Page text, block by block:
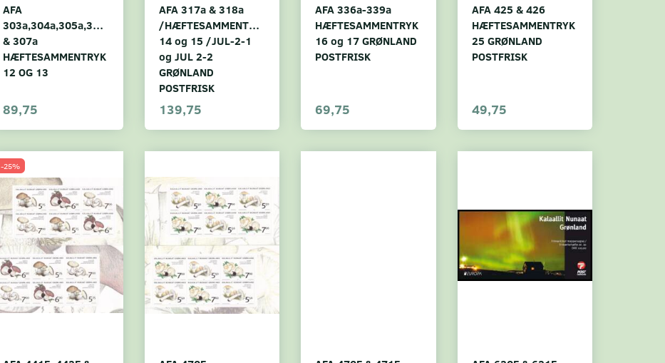
AFA
303a,304a,305a,306a
& 307a
HÆFTESAMMENTRYK
12 OG 13
89,75
AFA 317a & 318a
/HÆFTESAMMENTRYK
14 og 15 /JUL-2-1
og JUL 2-2
GRØNLAND
POSTFRISK
139,75
AFA 336a-339a
HÆFTESAMMENTRYK
16 og 17 GRØNLAND
POSTFRISK
69,75
AFA 425 & 426
HÆFTESAMMENTRYK
25 GRØNLAND
POSTFRISK
49,75
-25%